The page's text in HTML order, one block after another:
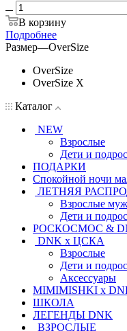
В корзину
Подробнее
Размер—OverSize
OverSize
OverSize X
Каталог
NEW
Взрослые
Дети и
ПОДАРКИ
Спокойной ночи
ЛЕТНЯЯ
Взрослые
Дети и
РОСКОСМОС &
DNK x ЦСКА
Взрослые
Дети и
Аксессуары
MIMIMISHKI x
ШКОЛА
ЛЕГЕНДЫ DNK
ВЗРОСЛЫЕ